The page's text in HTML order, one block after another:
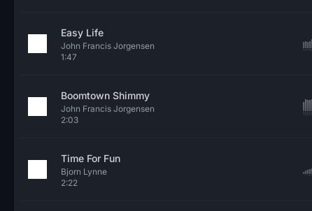
Easy Life
John Francis Jorgensen
1:47
Boomtown Shimmy
John Francis Jorgensen
2:03
Time For Fun
Bjorn Lynne
2:22